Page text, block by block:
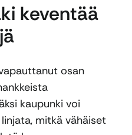
keventää
osan
kaupunki voi
mitkä vähäiset